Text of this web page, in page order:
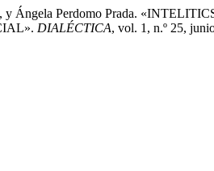
y Ángela Perdomo Prada.
DIALÉCTICA, vol. 1, n.º 25,